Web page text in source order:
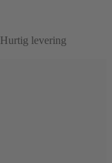
Hurtig levering